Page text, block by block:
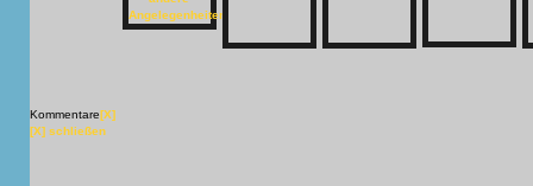
Kommentare[X]
[X] schließen